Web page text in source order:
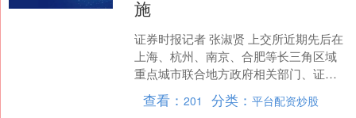
施
证券时报记者 张淑贤 上交所近期先后在
上海、杭州、南京、合肥等长三角区域
重点城市联合地方政府相关部门、证监
局举办科创板改革“1+6”政策宣介会，旨
在做好科创板改....
查看：201 分类：平台配资炒股